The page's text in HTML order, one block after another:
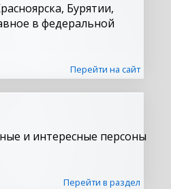
Бурятии,
в федеральной
Перейти на сайт
и интересные персоны
Перейти в раздел